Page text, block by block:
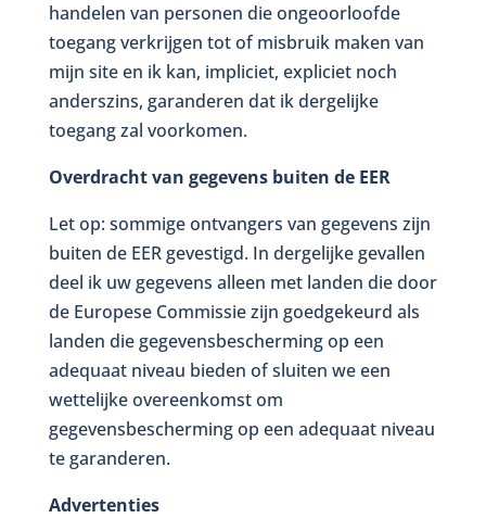
handelen van personen die ongeoorloofde
toegang verkrijgen tot of misbruik maken van
mijn site en ik kan, impliciet, expliciet noch
anderszins, garanderen dat ik dergelijke
toegang zal voorkomen.
Overdracht van gegevens buiten de EER
Let op: sommige ontvangers van gegevens zijn
buiten de EER gevestigd. In dergelijke gevallen
deel ik uw gegevens alleen met landen die door
de Europese Commissie zijn goedgekeurd als
landen die gegevensbescherming op een
adequaat niveau bieden of sluiten we een
wettelijke overeenkomst om
gegevensbescherming op een adequaat niveau
te garanderen.
Advertenties